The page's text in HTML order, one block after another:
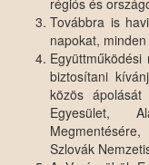
Továbbra is
napokat,
biztosítani
közös ápolását
Egyesület,
Szlovák